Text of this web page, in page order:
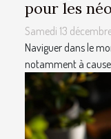
pour les
Samedi 13
Naviguer dans le
notamment à cause